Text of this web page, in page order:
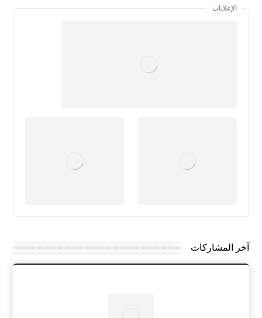
الإعلانات
آخر المشاركات